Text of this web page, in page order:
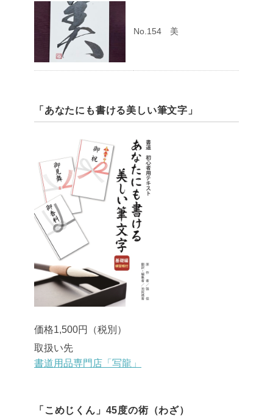
No.154 美
「あなたにも書ける美しい筆文字」
価格1,500円（税別）
取扱い先
書道用品専門店「写龍」
「こめじくん」45度の術（わざ）